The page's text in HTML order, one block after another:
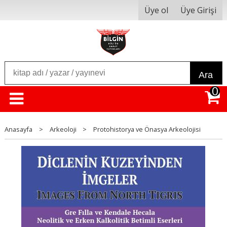
Üye ol Üye Girişi
Ara
0
Anasayfa > Arkeoloji > Protohistorya ve Önasya Arkeolojisi